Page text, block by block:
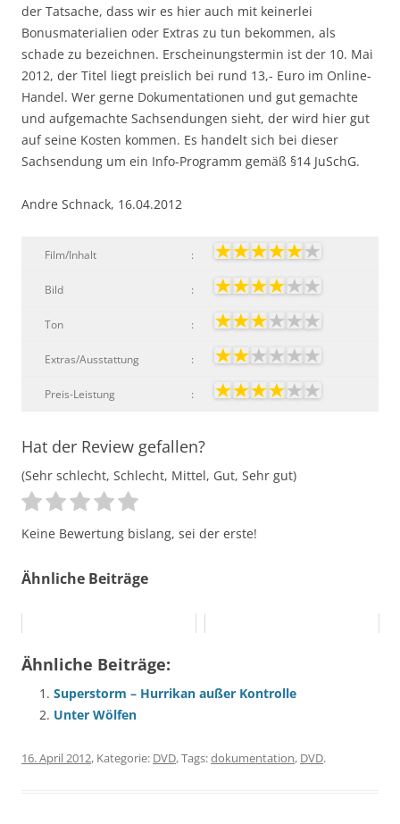
der Tatsache, dass wir es hier auch mit keinerlei
Bonusmaterialien oder Extras zu tun bekommen, als
schade zu bezeichnen. Erscheinungstermin ist der 10. Mai
2012, der Titel liegt preislich bei rund 13,- Euro im Online-
Handel. Wer gerne Dokumentationen und gut gemachte
und aufgemachte Sachsendungen sieht, der wird hier gut
auf seine Kosten kommen. Es handelt sich bei dieser
Sachsendung um ein Info-Programm gemäß §14 JuSchG.
Andre Schnack, 16.04.2012
Film/Inhalt :
Bild :
Ton :
Extras/Ausstattung :
Preis-Leistung :
Hat der Review gefallen?
(Sehr schlecht, Schlecht, Mittel, Gut, Sehr gut)
Keine Bewertung bislang, sei der erste!
Ähnliche Beiträge
Ähnliche Beiträge:
Superstorm – Hurrikan außer Kontrolle
Unter Wölfen
16. April 2012, Kategorie: DVD, Tags:dokumentation, DVD.